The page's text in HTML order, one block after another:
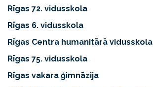
Rīgas 72. vidusskola
Rīgas 6. vidusskola
Rīgas Centra humanitārā vidusskola
Rīgas 75. vidusskola
Rīgas vakara ģimnāzija